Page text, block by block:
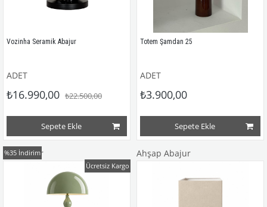
Vozinha Seramik Abajur
ADET
₺16.990,00 ₺22.500,00
Sepete Ekle
Totem Şamdan 25
ADET
₺3.900,00
Sepete Ekle
Lambader
%35 İndirim
Ücretsiz Kargo
Ahşap Abajur